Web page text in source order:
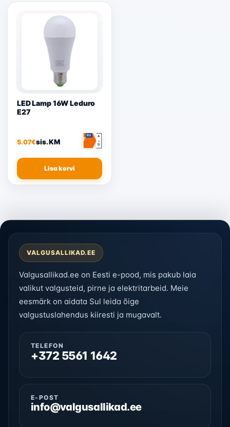
LED Lamp 16W Leduro
E27
5.07€sis. KM
EU
F
A
↕
G
Lisa korvi
VALGUSALLIKAD.EE
Valgusallikad.ee on Eesti e-pood, mis pakub laia
valikut valgusteid, pirne ja elektritarbeid. Meie
eesmärk on aidata Sul leida õige
valgustuslahendus kiiresti ja mugavalt.
TELEFON
+372 5561 1642
E-POST
info@valgusallikad.ee